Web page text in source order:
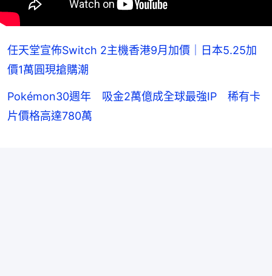
任天堂宣佈Switch 2主機香港9月加價｜日本5.25加
價1萬圓現搶購潮
Pokémon30週年 吸金2萬億成全球最強IP 稀有卡
片價格高達780萬